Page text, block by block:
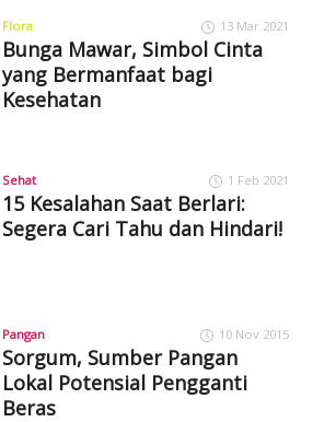
Flora 13 Mar 2021
Bunga Mawar, Simbol Cinta
yang Bermanfaat bagi
Kesehatan
Sehat 1 Feb 2021
15 Kesalahan Saat Berlari:
Segera Cari Tahu dan Hindari!
Pangan 10 Nov 2015
Sorgum, Sumber Pangan
Lokal Potensial Pengganti
Beras